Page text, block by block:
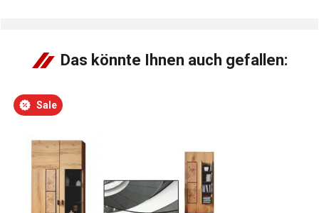
Das könnte Ihnen auch gefallen:
Sale